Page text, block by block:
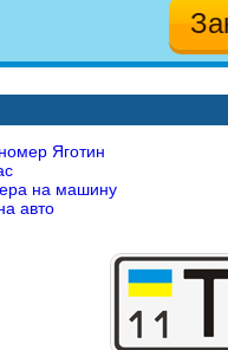
Яготин
на машину
авто